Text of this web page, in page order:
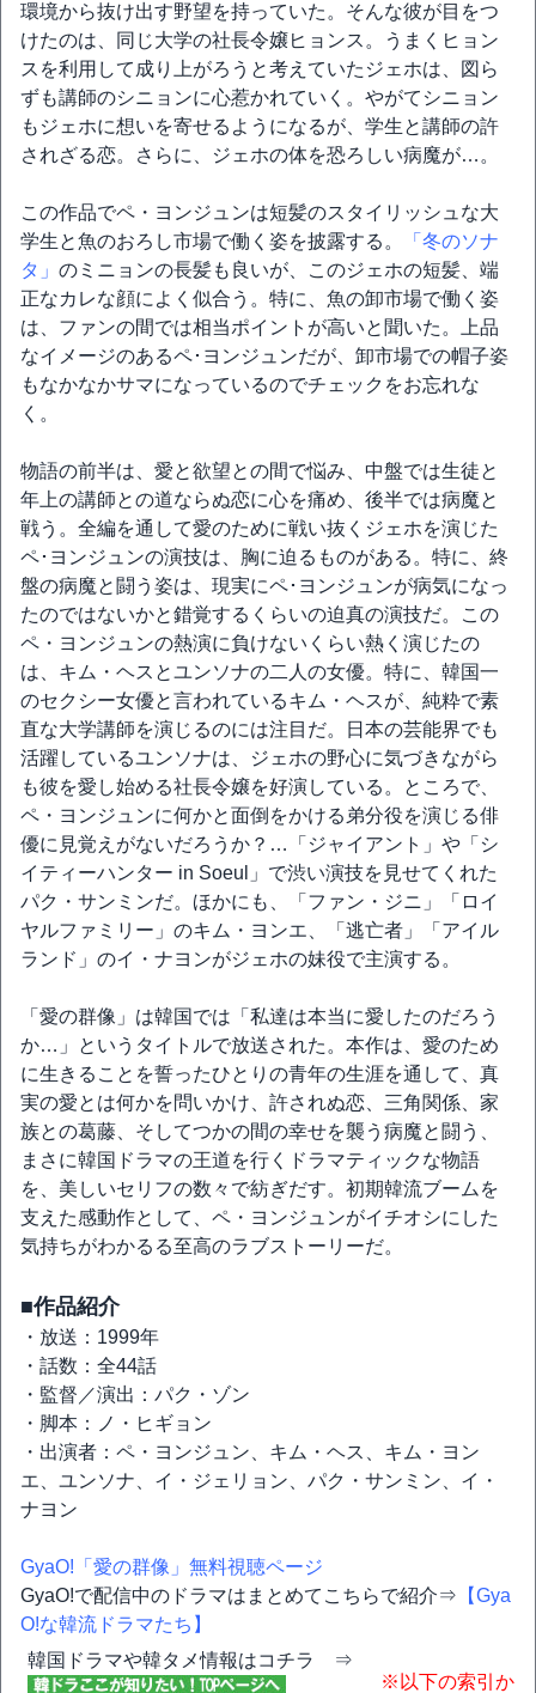
環境から抜け出す野望を持っていた。そんな彼が目をつ
けたのは、同じ大学の社長令嬢ヒョンス。うまくヒョン
スを利用して成り上がろうと考えていたジェホは、図ら
ずも講師のシニョンに心惹かれていく。やがてシニョン
もジェホに想いを寄せるようになるが、学生と講師の許
されざる恋。さらに、ジェホの体を恐ろしい病魔が…。
この作品でペ・ヨンジュンは短髪のスタイリッシュな大
学生と魚のおろし市場で働く姿を披露する。
「冬のソナ
タ」 のミニョンの長髪も良いが、このジェホの短髪、端
正なカレな顔によく似合う。特に、魚の卸市場で働く姿
は、ファンの間では相当ポイントが高いと聞いた。上品
なイメージのあるペ･ヨンジュンだが、卸市場での帽子姿
もなかなかサマになっているのでチェックをお忘れな
く。
物語の前半は、愛と欲望との間で悩み、中盤では生徒と
年上の講師との道ならぬ恋に心を痛め、後半では病魔と
戦う。全編を通して愛のために戦い抜くジェホを演じた
ペ･ヨンジュンの演技は、胸に迫るものがある。特に、終
盤の病魔と闘う姿は、現実にペ･ヨンジュンが病気になっ
たのではないかと錯覚するくらいの迫真の演技だ。この
ペ・ヨンジュンの熱演に負けないくらい熱く演じたの
は、キム・ヘスとユンソナの二人の女優。特に、韓国一
のセクシー女優と言われているキム・ヘスが、純粋で素
直な大学講師を演じるのには注目だ。日本の芸能界でも
活躍しているユンソナは、ジェホの野心に気づきながら
も彼を愛し始める社長令嬢を好演している。ところで、
ペ・ヨンジュンに何かと面倒をかける弟分役を演じる俳
優に見覚えがないだろうか？…「ジャイアント」や「シ
イティーハンター in Soeul」で渋い演技を見せてくれた
パク・サンミンだ。ほかにも、「ファン・ジニ」「ロイ
ヤルファミリー」のキム・ヨンエ、「逃亡者」「アイル
ランド」のイ・ナヨンがジェホの妹役で主演する。
「愛の群像」は韓国では「私達は本当に愛したのだろう
か…」というタイトルで放送された。本作は、愛のため
に生きることを誓ったひとりの青年の生涯を通して、真
実の愛とは何かを問いかけ、許されぬ恋、三角関係、家
族との葛藤、そしてつかの間の幸せを襲う病魔と闘う、
まさに韓国ドラマの王道を行くドラマティックな物語
を、美しいセリフの数々で紡ぎだす。初期韓流ブームを
支えた感動作として、ペ・ヨンジュンがイチオシにした
気持ちがわかるる至高のラブストーリーだ。
■作品紹介
・放送：1999年
・話数：全44話
・監督／演出：パク・ゾン
・脚本：ノ・ヒギョン
・出演者：ペ・ヨンジュン、キム・ヘス、キム・ヨン
エ、ユンソナ、イ・ジェリョン、パク・サンミン、イ・
ナヨン
GyaO!「愛の群像」無料視聴ページ
GyaO!で配信中のドラマはまとめてこちらで紹介⇒ 【Gya
O!な韓流ドラマたち】
韓国ドラマや韓タメ情報はコチラ ⇒
※以下の索引か